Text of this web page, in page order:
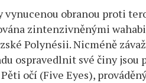
obranou proti
zintenzivněnými
Polynésii. Nicméně
ospravedlnit své činy jsou
očí (Five Eyes),